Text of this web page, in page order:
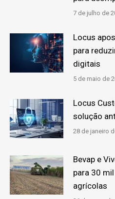
7 de julho de
Locus
para
digitais
5 de maio de
Locus
solução
28 de janeiro
Bevap e
para 30
agrícolas